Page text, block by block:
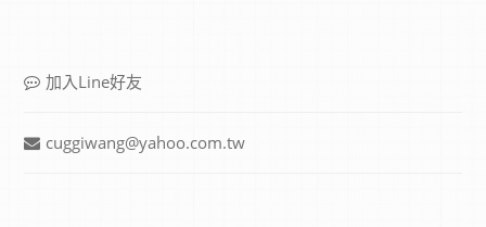
加入Line好友
cuggiwang@yahoo.com.tw